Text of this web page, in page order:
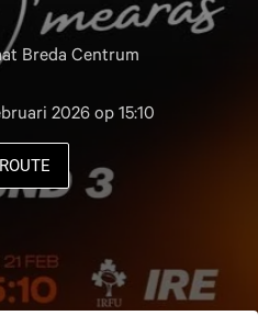
Breda Centrum
2026 op 15:10
ROUTE